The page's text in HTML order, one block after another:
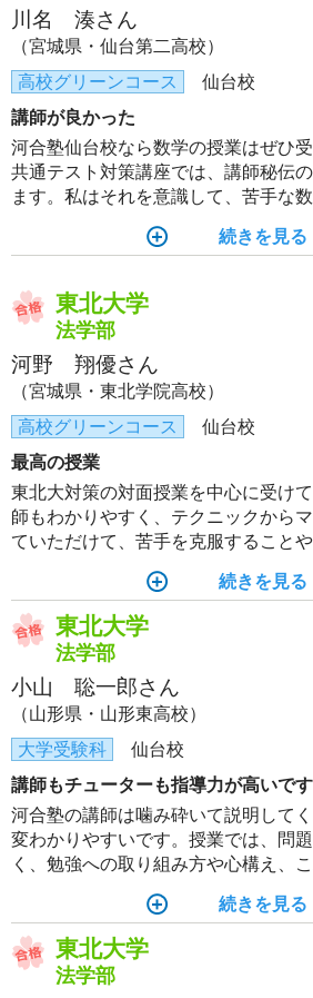
川名 湊さん
（宮城県・仙台第二高校）
高校グリーンコース
仙台校
講師が良かった
河合塾仙台校なら数学の授業はぜひ
共通テスト対策講座では、講師秘伝
ます。私はそれを意識して、苦手な
続きを見る
東北大学
法学部
河野 翔優さん
（宮城県・東北学院高校）
高校グリーンコース
仙台校
最高の授業
東北大対策の対面授業を中心に受け
師もわかりやすく、テクニックから
ていただけて、苦手を克服すること
ったものが中心で、繰り返し解くこ
できました。河合塾でなければ合格
す。
続きを見る
東北大学
法学部
小山 聡一郎さん
（山形県・山形東高校）
大学受験科
仙台校
講師もチューターも指導力が高いです
河合塾の講師は噛み砕いて説明して
変わかりやすいです。授業では、問
く、勉強への取り組み方や心構え、
することができました。また、講師
も見ていただいたので、大幅に力を
た。
続きを見る
東北大学
法学部